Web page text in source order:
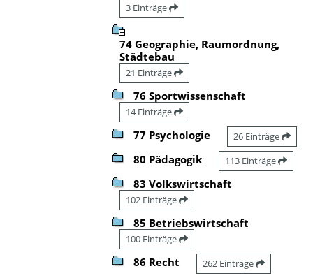
3 Einträge
74 Geographie, Raumordnung,
Städtebau
21 Einträge
76 Sportwissenschaft
14 Einträge
77 Psychologie 26 Einträge
80 Pädagogik 113 Einträge
83 Volkswirtschaft
102 Einträge
85 Betriebswirtschaft
100 Einträge
86 Recht 262 Einträge